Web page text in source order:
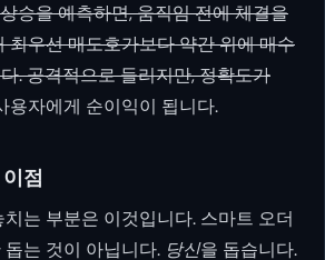
승을 예측하면, 움직임 전에 체결을
최우선 매도호가보다 약간 위에 매수
. 공격적으로 들리지만, 정확도가
용자에게 순이익이 됩니다.
점
는 부분은 이것입니다. 스마트 오더
는 것이 아닙니다. 당신을 돕습니다.